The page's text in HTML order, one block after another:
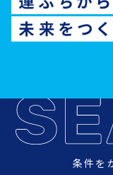
条件を